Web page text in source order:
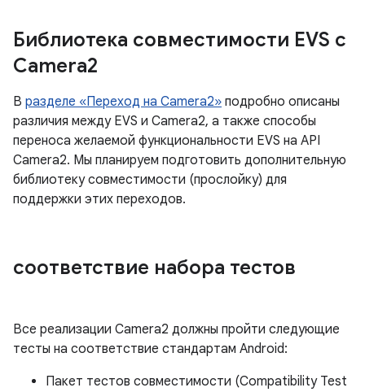
Библиотека совместимости EVS с
Camera2
В разделе «Переход на Camera2» подробно описаны
различия между EVS и Camera2, а также способы
переноса желаемой функциональности EVS на API
Camera2. Мы планируем подготовить дополнительную
библиотеку совместимости (прослойку) для
поддержки этих переходов.
соответствие набора тестов
Все реализации Camera2 должны пройти следующие
тесты на соответствие стандартам Android:
Пакет тестов совместимости (Compatibility Test